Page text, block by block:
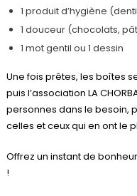
1 produit d’hygiène
1 douceur (chocolats,
1 mot gentil ou 1 dessin
Une fois prêtes, les boîtes
puis l’association LA
personnes dans le besoin,
celles et ceux qui en ont le
Offrez un instant de
!